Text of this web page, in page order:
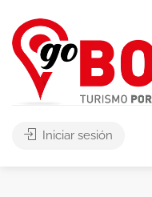
Iniciar sesión